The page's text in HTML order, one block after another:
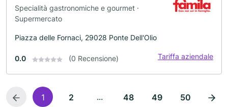
Specialità gastronomiche e gourmet ·
Supermercato
Piazza delle Fornaci, 29028 Ponte Dell'Olio
0.0 (0 Recensione) Tariffa aziendale
1 2 ... 48 49 50